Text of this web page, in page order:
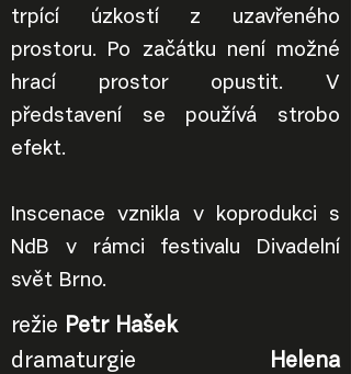
trpící úzkostí z uzavřeného
prostoru. Po začátku není možné
hrací prostor opustit. V
představení se používá strobo
efekt.
Inscenace vznikla v koprodukci s
NdB v rámci festivalu Divadelní
svět Brno.
režie PetrHašek
d ramaturgie Helena